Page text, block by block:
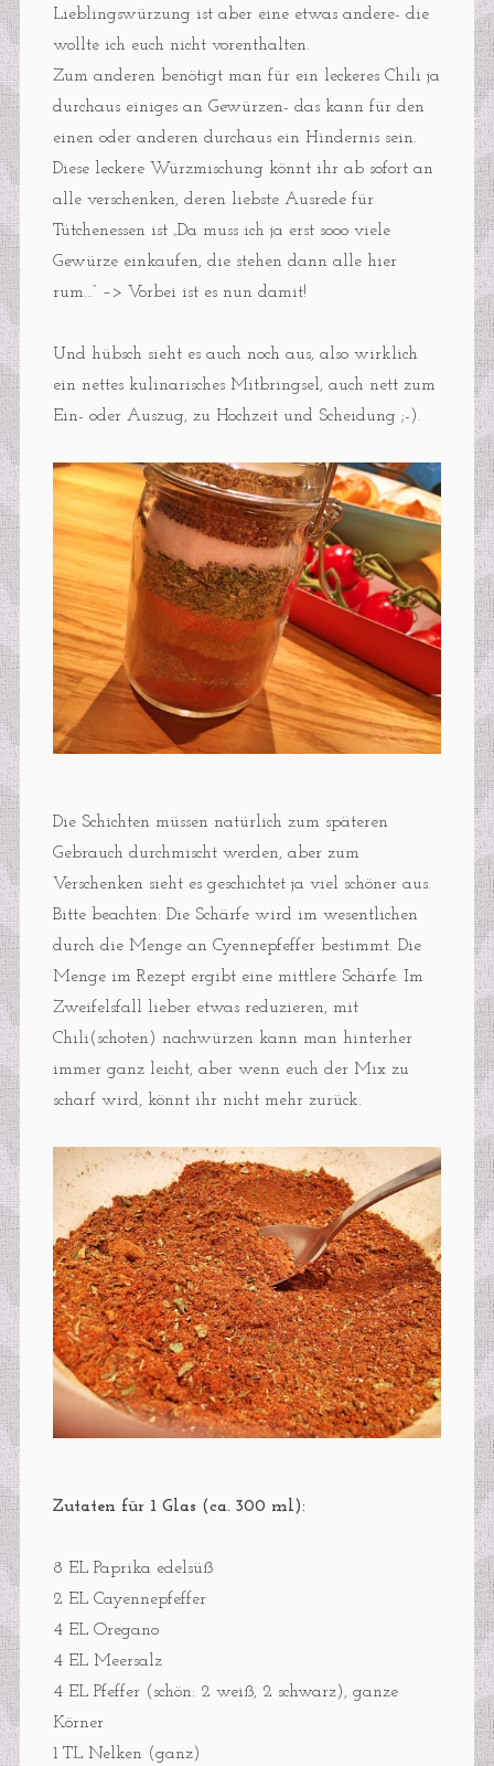
Lieblingswürzung ist aber eine etwas andere- die
wollte ich euch nicht vorenthalten.
Zum anderen benötigt man für ein leckeres Chili ja
durchaus einiges an Gewürzen- das kann für den
einen oder anderen durchaus ein Hindernis sein.
Diese leckere Würzmischung könnt ihr ab sofort an
alle verschenken, deren liebste Ausrede für
Tütchenessen ist „Da muss ich ja erst sooo viele
Gewürze einkaufen, die stehen dann alle hier
rum…“ –> Vorbei ist es nun damit!
Und hübsch sieht es auch noch aus, also wirklich
ein nettes kulinarisches Mitbringsel, auch nett zum
Ein- oder Auszug, zu Hochzeit und Scheidung ;-).
Die Schichten müssen natürlich zum späteren
Gebrauch durchmischt werden, aber zum
Verschenken sieht es geschichtet ja viel schöner aus.
Bitte beachten: Die Schärfe wird im wesentlichen
durch die Menge an Cyennepfeffer bestimmt. Die
Menge im Rezept ergibt eine mittlere Schärfe. Im
Zweifelsfall lieber etwas reduzieren, mit
Chili(schoten) nachwürzen kann man hinterher
immer ganz leicht, aber wenn euch der Mix zu
scharf wird, könnt ihr nicht mehr zurück.
Zutaten für 1 Glas (ca. 300 ml):
8 EL Paprika edelsüß
2 EL Cayennepfeffer
4 EL Oregano
4 EL Meersalz
4 EL Pfeffer (schön: 2 weiß, 2 schwarz), ganze
Körner
1 TL Nelken (ganz)